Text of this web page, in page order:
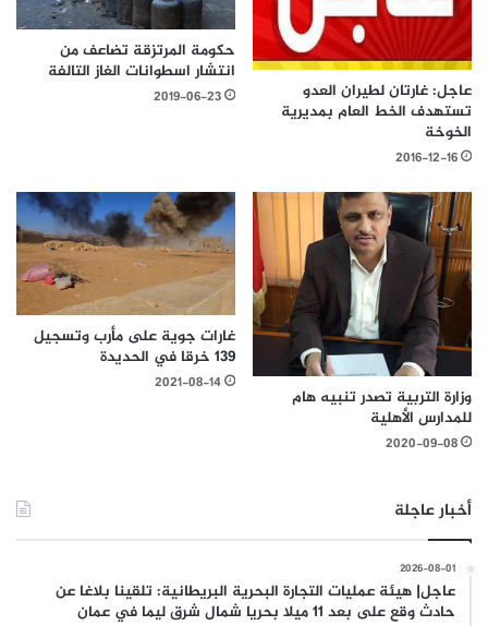
عاجل: غارتان لطيران العدو
تستهدف الخط العام بمديرية
الخوخة
2016-12-16
حكومة المرتزقة تضاعف من
انتشار اسطوانات الغاز التالفة
2019-06-23
وزارة التربية تصدر تنبيه هام
للمدارس الأهلية
2020-09-08
غارات جوية على مأرب وتسجيل
139 خرقا في الحديدة
2021-08-14
أخبار عاجلة
2026-08-01
عاجل| هيئة عمليات التجارة البحرية البريطانية: تلقينا بلاغا عن
حادث وقع على بعد 11 ميلا بحريا شمال شرق ليما في عمان